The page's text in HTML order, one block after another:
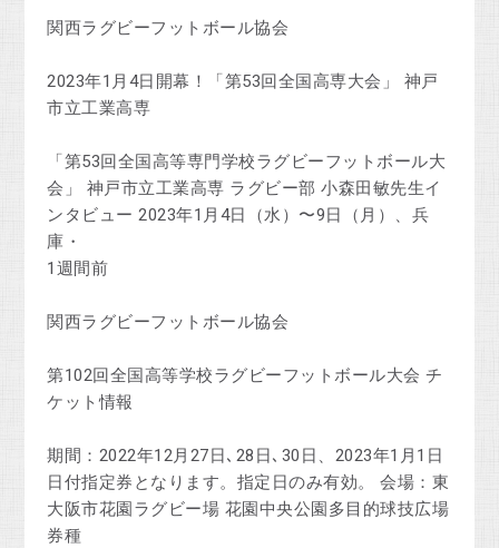
関西ラグビーフットボール協会
2023年1月4日開幕！「第53回全国高専大会」 神戸
市立工業高専
「第53回全国高等専門学校ラグビーフットボール大
会」 神戸市立工業高専 ラグビー部 小森田敏先生イ
ンタビュー 2023年1月4日（水）〜9日（月）、兵
庫・
1週間前
関西ラグビーフットボール協会
第102回全国高等学校ラグビーフットボール大会 チ
ケット情報
期間：2022年12月27日､28日､30日、2023年1月1日
日付指定券となります。指定日のみ有効。 会場：東
大阪市花園ラグビー場 花園中央公園多目的球技広場
券種